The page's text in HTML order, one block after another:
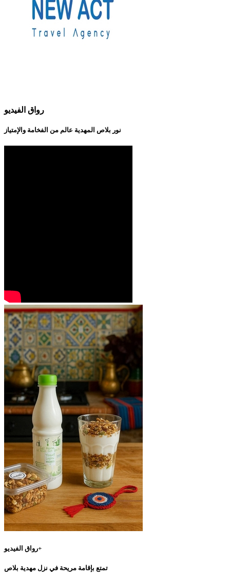
رواق الفيديو
نور بلاص المهدية عالم من الفخامة والإمتياز
رواق الفيديو+
تمتع بإقامة مريحة في نزل مهدية بلاص